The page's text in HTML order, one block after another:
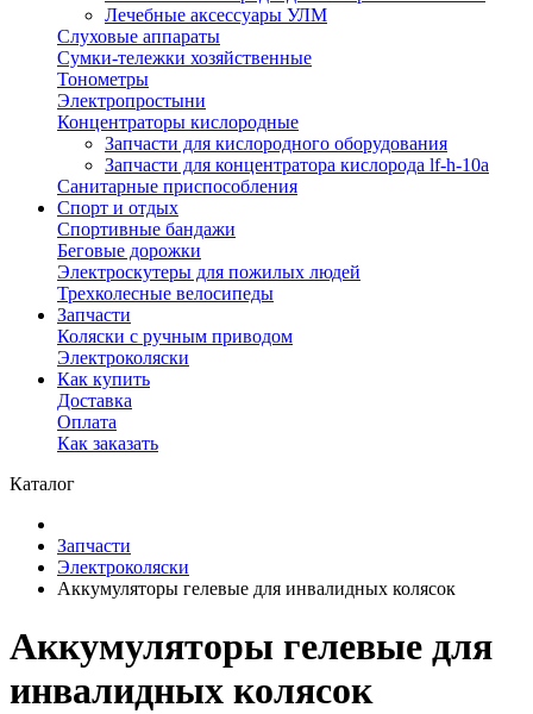
Лечебные аксессуары УЛМ
Слуховые аппараты
Сумки-тележки хозяйственные
Тонометры
Электропростыни
Концентраторы кислородные
Запчасти для кислородного оборудования
Запчасти для концентратора кислорода lf-h-10a
Санитарные приспособления
Спорт и отдых
Спортивные бандажи
Беговые дорожки
Электроскутеры для пожилых людей
Трехколесные велосипеды
Запчасти
Коляски с ручным приводом
Электроколяски
Как купить
Доставка
Оплата
Как заказать
Каталог
Запчасти
Электроколяски
Аккумуляторы гелевые для инвалидных колясок
Аккумуляторы гелевые для
инвалидных колясок